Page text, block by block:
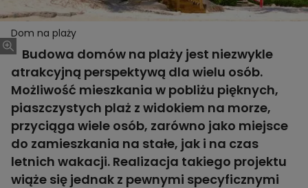
Dom na plaży
Budowa domów na plaży jest niezwykle
atrakcyjną perspektywą dla wielu osób.
Możliwość mieszkania w pobliżu pięknych,
piaszczystych plaż z widokiem na morze,
przyciąga wiele osób, zarówno jako miejsce
do zamieszkania na stałe, jak i na czas
letnich wakacji. Realizacja takiego projektu
wiąże się jednak z pewnymi specyficznymi